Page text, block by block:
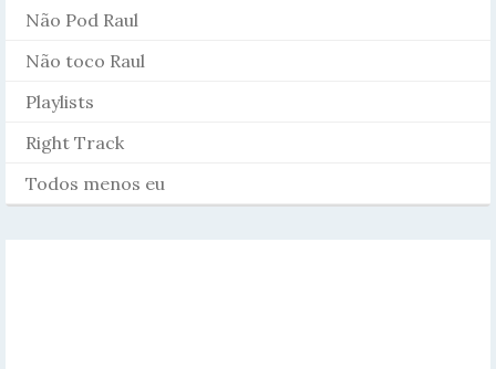
Não Pod Raul
Não toco Raul
Playlists
Right Track
Todos menos eu